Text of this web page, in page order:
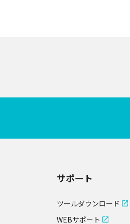
サポート
ツールダウンロード
WEBサポート